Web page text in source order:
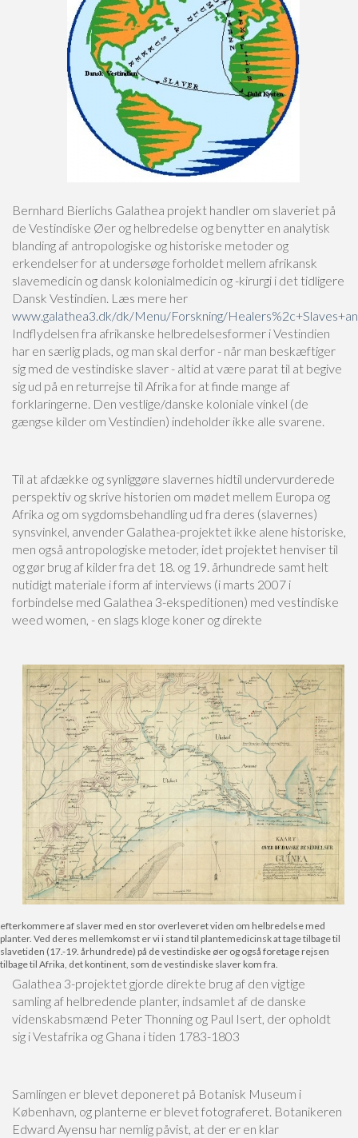
Bernhard Bierlichs Galathea projekt handler om slaveriet på
de Vestindiske Øer og helbredelse og benytter en analytisk
blanding af antropologiske og historiske metoder og
erkendelser for at undersøge forholdet mellem afrikansk
slavemedicin og dansk kolonialmedicin og -kirurgi i det tidligere
Dansk Vestindien. Læs mere her
www.galathea3.dk/dk/Menu/Forskning/
Indflydelsen fra afrikanske helbredelsesformer i Vestindien
har en særlig plads, og man skal derfor - når man beskæftiger
sig med de vestindiske slaver - altid at være parat til at begive
sig ud på en returrejse til Afrika for at finde mange af
forklaringerne. Den vestlige/danske koloniale vinkel (de
gængse kilder om Vestindien) indeholder ikke alle svarene.
Til at afdække og synliggøre slavernes hidtil undervurderede
perspektiv og skrive historien om mødet mellem Europa og
Afrika og om sygdomsbehandling ud fra deres (slavernes)
synsvinkel, anvender Galathea-projektet ikke alene historiske,
men også antropologiske metoder, idet projektet henviser til
og gør brug af kilder fra det 18. og 19. århundrede samt helt
nutidigt materiale i form af interviews (i marts 2007 i
forbindelse med Galathea 3-ekspeditionen) med vestindiske
weed women, - en slags kloge koner og direkte
efterkommere af slaver med en stor overleveret viden om helbredelse med
planter. Ved deres mellemkomst er vi i stand til plantemedicinsk at tage tilbage til
slavetiden (17.-19. århundrede) på de vestindiske øer og også foretage rejsen
tilbage til Afrika, det kontinent, som de vestindiske slaver kom fra.
Galathea 3-projektet gjorde direkte brug af den vigtige
samling af helbredende planter, indsamlet af de danske
videnskabsmænd Peter Thonning og Paul Isert, der opholdt
sig i Vestafrika og Ghana i tiden 1783-1803
Samlingen er blevet deponeret på Botanisk Museum i
København, og planterne er blevet fotograferet. Botanikeren
Edward Ayensu har nemlig påvist, at der er en klar